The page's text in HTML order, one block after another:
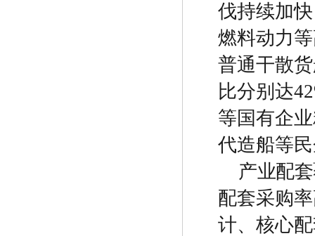
伐持续加
燃料动力
普通干散
比分别达
等国有企
代造船等
产业配
配套采购
计、核心